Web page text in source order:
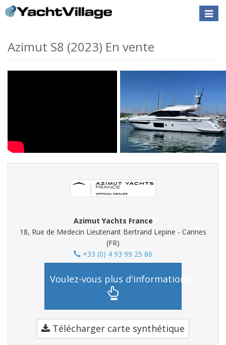
Toggle
Azimut S8 (2023) En vente
Azimut Yachts France
18, Rue de Medecin Lieutenant Bertrand Lepine - Cannes
(FR)
+33 (0) 4 93 99 25 86
Voulez-vous plus d'informations?
Télécharger carte synthétique